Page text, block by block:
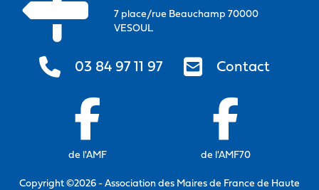
7 place/rue Beauchamp 70000
VESOUL
03 84 97 11 97 Contact
de l'AMF
de l'AMF70
Copyright ©2026 - Association des Maires de France de Haute